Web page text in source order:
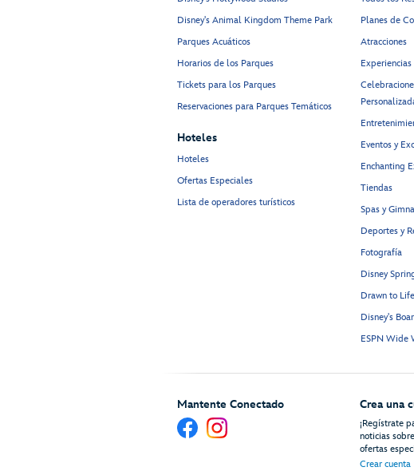
Disney's Animal Kingdom Theme Park
Parques Acuáticos
Horarios de los Parques
Tickets para los Parques
Reservaciones para Parques Temáticos
Hoteles
Hoteles
Ofertas Especiales
Lista de operadores turísticos
Planes de
Atracciones
Experiencias
Eventos y
Enchanting
Tiendas
Spas y
Deportes y
Fotografía
Disney
Drawn to
Disney's
ESPN Wide
Mantente Conectado Crea una
¡Regístrate
noticias
ofertas
Crear cuenta